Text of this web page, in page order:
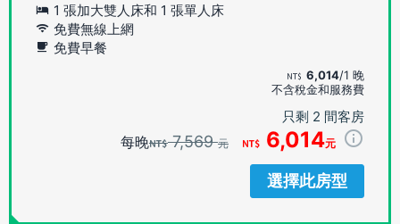
1 張加大雙人床和 1 張單人床
免費無線上網
免費早餐
6,014/1 晚
不含稅金和服務費
只剩 2 間客房
每晚 7,569元 6,014元
選擇此房型